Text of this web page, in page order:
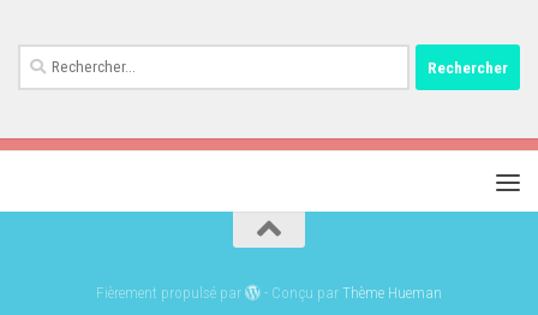
Rechercher :
Fièrement propulsé par - Conçu parThème Hueman